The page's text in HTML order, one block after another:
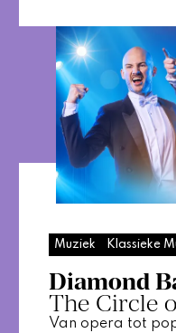
Muziek Klassieke
Diamond
The Circle
Van opera tot